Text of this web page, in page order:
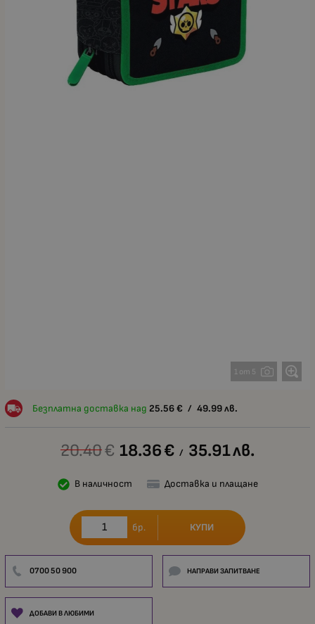
1 от 5
Безплатна доставка над 25.56 € / 49.99 лв.
20.40€ 18.36€ / 35.91лв.
В наличност Доставка и плащане
бр. КУПИ
0700 50 900 НАПРАВИ ЗАПИТВАНЕ
ДОБАВИ В ЛЮБИМИ